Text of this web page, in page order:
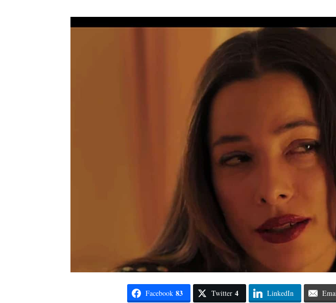
Facebook 83 Twitter 4 LinkedIn